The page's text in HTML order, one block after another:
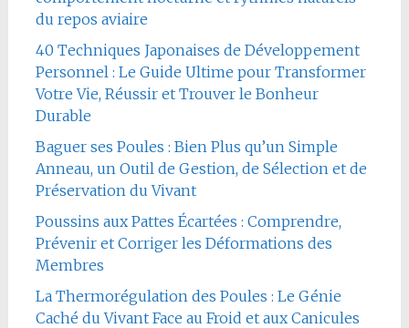
du repos aviaire
40 Techniques Japonaises de Développement
Personnel : Le Guide Ultime pour Transformer
Votre Vie, Réussir et Trouver le Bonheur
Durable
Baguer ses Poules : Bien Plus qu’un Simple
Anneau, un Outil de Gestion, de Sélection et de
Préservation du Vivant
Poussins aux Pattes Écartées : Comprendre,
Prévenir et Corriger les Déformations des
Membres
La Thermorégulation des Poules : Le Génie
Caché du Vivant Face au Froid et aux Canicules